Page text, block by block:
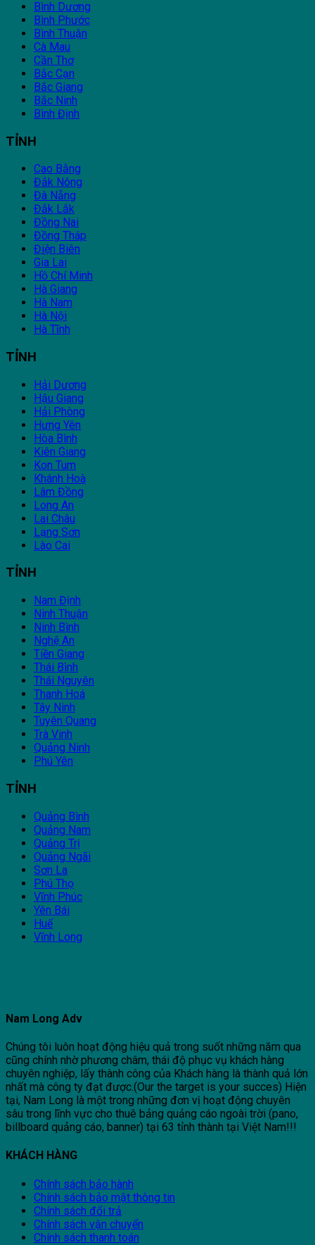
Bình Dương
Bình Phước
Bình Thuận
Cà Mau
Cần Thơ
Bắc Cạn
Bắc Giang
Bắc Ninh
Bình Định
TỈNH
Cao Bằng
Đắk Nông
Đà Nẵng
Đắk Lắk
Đồng Nai
Đồng Tháp
Điện Biên
Gia Lai
Hồ Chí Minh
Hà Giang
Hà Nam
Hà Nội
Hà Tĩnh
TỈNH
Hải Dương
Hậu Giang
Hải Phòng
Hưng Yên
Hòa Bình
Kiên Giang
Kon Tum
Khánh Hoà
Lâm Đồng
Long An
Lai Châu
Lạng Sơn
Lào Cai
TỈNH
Nam Định
Ninh Thuận
Ninh Bình
Nghệ An
Tiền Giang
Thái Bình
Thái Nguyên
Thanh Hoá
Tây Ninh
Tuyên Quang
Trà Vinh
Quảng Ninh
Phú Yên
TỈNH
Quảng Bình
Quảng Nam
Quảng Trị
Quảng Ngãi
Sơn La
Phú Thọ
Vĩnh Phúc
Yên Bái
Huế
Vĩnh Long
Nam Long Adv
Chúng tôi luôn hoạt động hiệu quả trong suốt những năm qua
cũng chính nhờ phương châm, thái độ phục vụ khách hàng
chuyên nghiệp, lấy thành công của Khách hàng là thành quả lớn
nhất mà công ty đạt được.(Our the target is your succes) Hiện
tại, Nam Long là một trong những đơn vị hoạt động chuyên
sâu trong lĩnh vực cho thuê bảng quảng cáo ngoài trời (pano,
billboard quảng cáo, banner) tại 63 tỉnh thành tại Việt Nam!!!
KHÁCH HÀNG
Chính sách bảo hành
Chính sách bảo mật thông tin
Chính sách đổi trả
Chính sách vận chuyển
Chính sách thanh toán